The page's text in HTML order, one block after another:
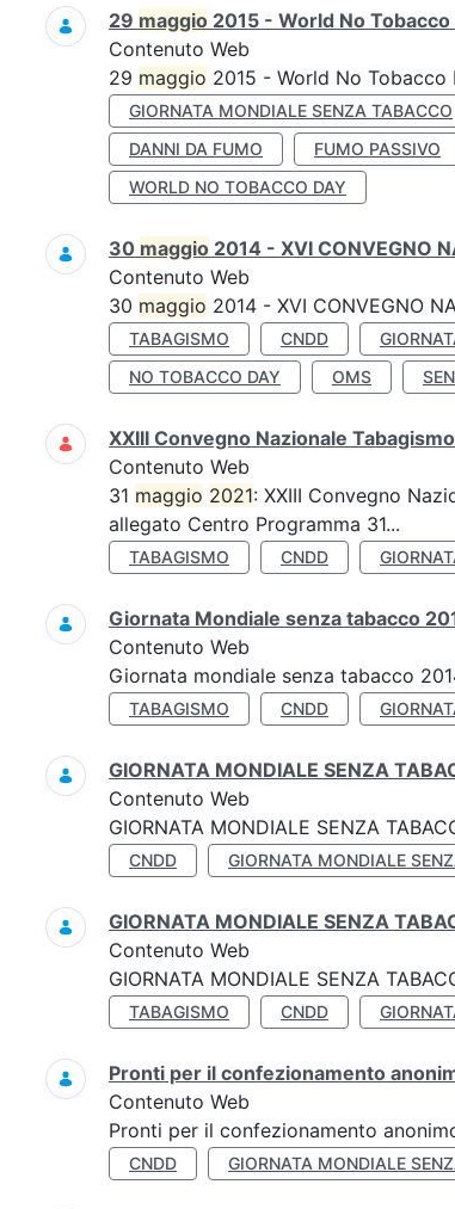
29 maggio 2015 - World No Tobacco
Contenuto Web
29 maggio 2015 - World No Tobacco
GIORNATA MONDIALE SENZA TABACCO
DANNI DA FUMO
FUMO PASSIVO
WORLD NO TOBACCO DAY
30 maggio 2014 - XVI CONVEGNO
Contenuto Web
30 maggio 2014 - XVI CONVEGNO
TABAGISMO CNDD
NO TOBACCO DAY
OMS
XXIII Convegno Nazionale
Contenuto Web
31 maggio 2021: XXIII Convegno
allegato Centro Programma 31...
TABAGISMO CNDD
Giornata Mondiale senza tabacco
Contenuto Web
Giornata mondiale senza tabacco
TABAGISMO CNDD
GIORNATA MONDIALE SENZA
Contenuto Web
GIORNATA MONDIALE SENZA
CNDD GIORNATA MONDIALE
GIORNATA MONDIALE SENZA
Contenuto Web
GIORNATA MONDIALE SENZA
TABAGISMO CNDD
Pronti per il confezionamento
Contenuto Web
Pronti per il confezionamento
CNDD GIORNATA MONDIALE